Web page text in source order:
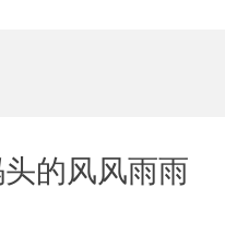
的风风雨雨